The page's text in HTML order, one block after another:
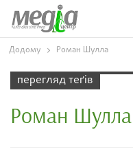
Додому Роман Шулла
перегляд теґів
Роман Шулла